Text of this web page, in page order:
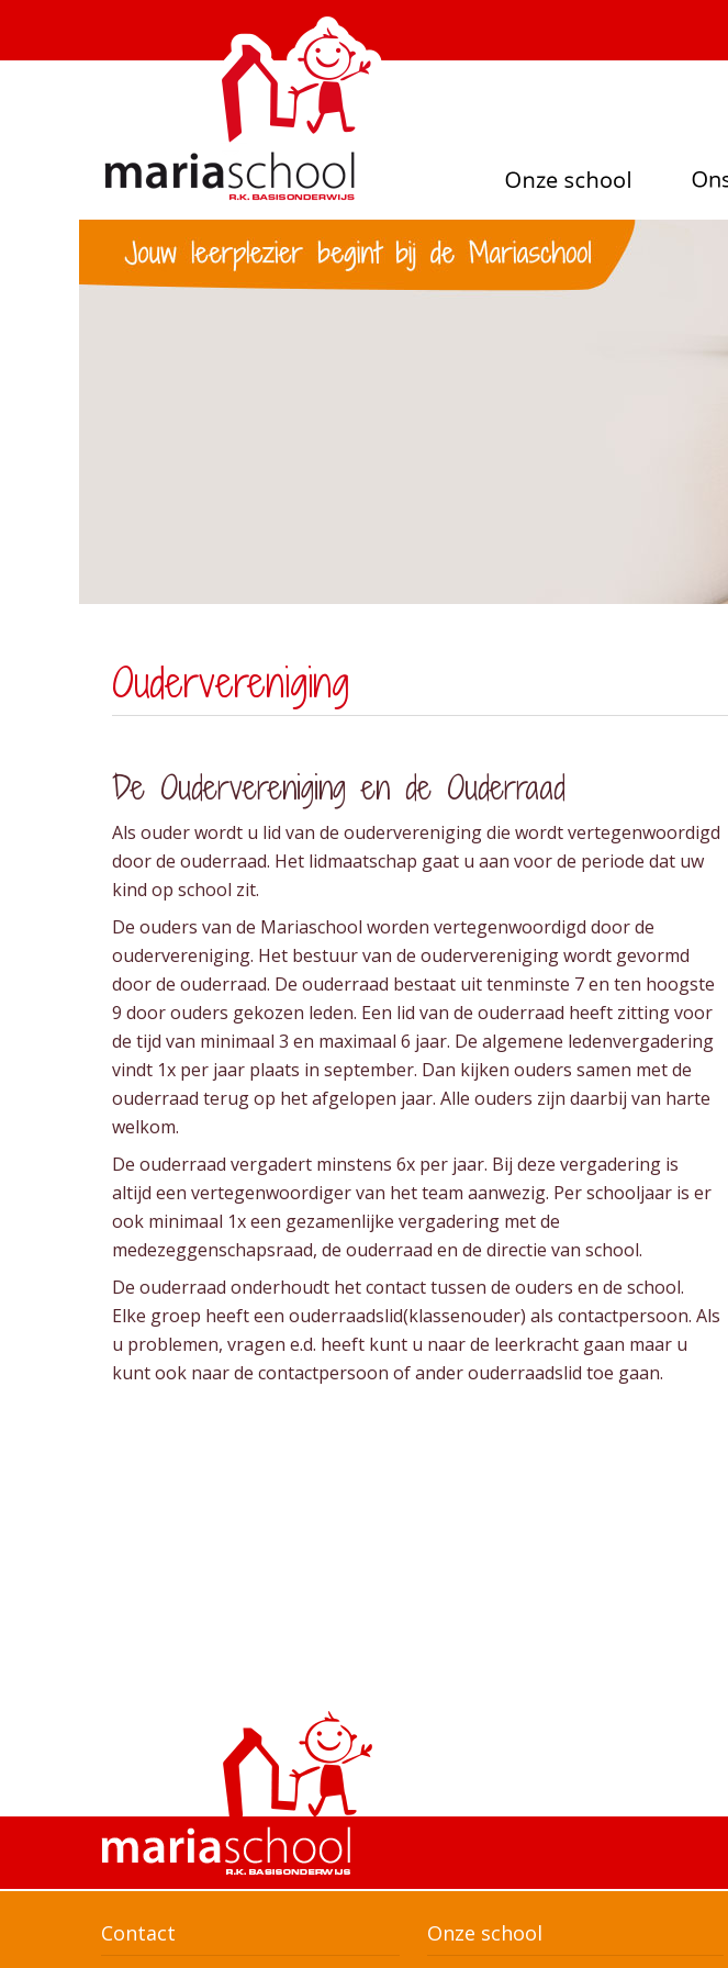
Oudervereniging
De Oudervereniging en de Ouderraad
Als ouder wordt u lid van de oudervereniging die wordt vertegenwoordigd
door de ouderraad. Het lidmaatschap gaat u aan voor de periode dat uw
kind op school zit.
De ouders van de Mariaschool worden vertegenwoordigd door de
oudervereniging. Het bestuur van de oudervereniging wordt gevormd
door de ouderraad. De ouderraad bestaat uit tenminste 7 en ten hoogste
9 door ouders gekozen leden. Een lid van de ouderraad heeft zitting voor
de tijd van minimaal 3 en maximaal 6 jaar. De algemene ledenvergadering
vindt 1x per jaar plaats in september. Dan kijken ouders samen met de
ouderraad terug op het afgelopen jaar. Alle ouders zijn daarbij van harte
welkom.
De ouderraad vergadert minstens 6x per jaar. Bij deze vergadering is
altijd een vertegenwoordiger van het team aanwezig. Per schooljaar is er
ook minimaal 1x een gezamenlijke vergadering met de
medezeggenschapsraad, de ouderraad en de directie van school.
De ouderraad onderhoudt het contact tussen de ouders en de school.
Elke groep heeft een ouderraadslid(klassenouder) als contactpersoon. Als
u problemen, vragen e.d. heeft kunt u naar de leerkracht gaan maar u
kunt ook naar de contactpersoon of ander ouderraadslid toe gaan.
Contact Onze school